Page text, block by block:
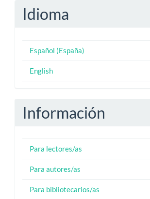
Idioma
Español (España)
English
Información
Para lectores/as
Para autores/as
Para bibliotecarios/as